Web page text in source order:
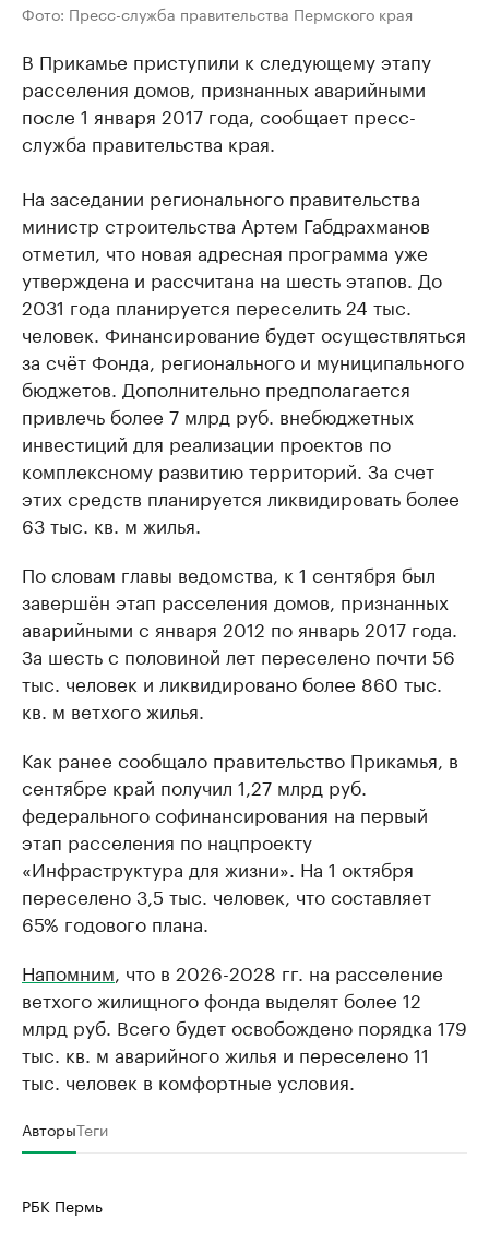
Фото: Пресс-служба правительства Пермского края
В Прикамье приступили к следующему этапу
расселения домов, признанных аварийными
после 1 января 2017 года, сообщает пресс-
служба правительства края.
На заседании регионального правительства
министр строительства Артем Габдрахманов
отметил, что новая адресная программа уже
утверждена и рассчитана на шесть этапов. До
2031 года планируется переселить 24 тыс.
человек. Финансирование будет осуществляться
за счёт Фонда, регионального и муниципального
бюджетов. Дополнительно предполагается
привлечь более 7 млрд руб. внебюджетных
инвестиций для реализации проектов по
комплексному развитию территорий. За счет
этих средств планируется ликвидировать более
63 тыс. кв. м жилья.
По словам главы ведомства, к 1 сентября был
завершён этап расселения домов, признанных
аварийными с января 2012 по январь 2017 года.
За шесть с половиной лет переселено почти 56
тыс. человек и ликвидировано более 860 тыс.
кв. м ветхого жилья.
Как ранее сообщало правительство Прикамья, в
сентябре край получил 1,27 млрд руб.
федерального софинансирования на первый
этап расселения по нацпроекту
«Инфраструктура для жизни». На 1 октября
переселено 3,5 тыс. человек, что составляет
65% годового плана.
Напомним, что в 2026-2028 гг. на расселение
ветхого жилищного фонда выделят более 12
млрд руб. Всего будет освобождено порядка 179
тыс. кв. м аварийного жилья и переселено 11
тыс. человек в комфортные условия.
АвторыТеги
РБК Пермь